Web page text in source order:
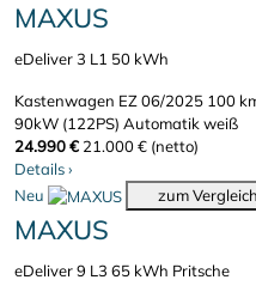
MAXUS
eDeliver 3 L1 50 kWh
Kastenwagen EZ 06/2025 100
90kW (122PS) Automatikweiß
24.990 € 21.000 € (netto)
Details›
Neu
zum
MAXUS
eDeliver 9 L3 65 kWh Pritsche